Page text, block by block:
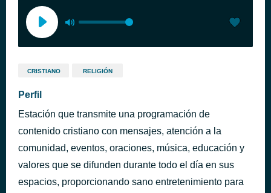
CRISTIANO RELIGIÓN
Perfil
Estación que transmite una programación de
contenido cristiano con mensajes, atención a la
comunidad, eventos, oraciones, música, educación y
valores que se difunden durante todo el día en sus
espacios, proporcionando sano entretenimiento para